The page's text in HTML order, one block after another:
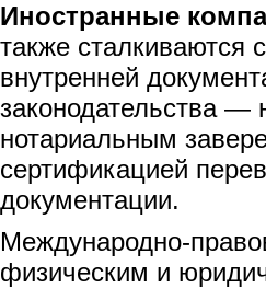
Иностранные
также сталкиваются
внутренней
законодательства
нотариальным
сертификацией
документации.
Международно-
физическим и